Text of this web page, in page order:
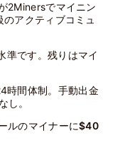
2Minersでマイニン
アクティブコミュ
準です。残りはマイ
時間体制。手動出金
し。
ルのマイナーに$40